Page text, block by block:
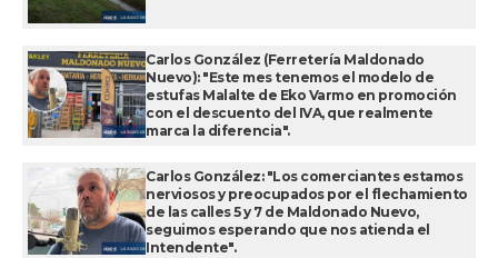
Carlos González (Ferretería Maldonado
Nuevo): "Este mes tenemos el modelo de
estufas Malalte de Eko Varmo en promoción
con el descuento del IVA, que realmente
marca la diferencia".
Carlos González: "Los comerciantes estamos
nerviosos y preocupados por el flechamiento
de las calles 5 y 7 de Maldonado Nuevo,
seguimos esperando que nos atienda el
Intendente".